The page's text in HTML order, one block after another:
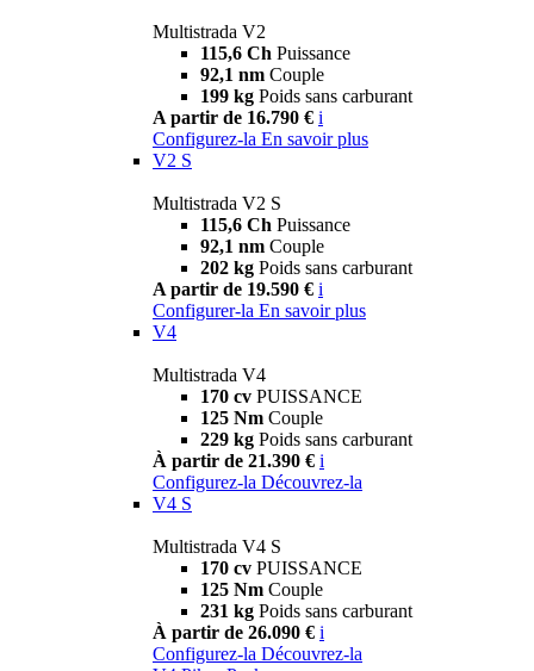
Multistrada V2
115,6 Ch Puissance
92,1 nm Couple
199 kg Poids sans carburant
A partir de 16.790 € i
Configurez-la En savoir plus
V2 S
Multistrada V2 S
115,6 Ch Puissance
92,1 nm Couple
202 kg Poids sans carburant
A partir de 19.590 € i
Configurer-la En savoir plus
V4
Multistrada V4
170 cv PUISSANCE
125 Nm Couple
229 kg Poids sans carburant
À partir de 21.390 € i
Configurez-la Découvrez-la
V4 S
Multistrada V4 S
170 cv PUISSANCE
125 Nm Couple
231 kg Poids sans carburant
À partir de 26.090 € i
Configurez-la Découvrez-la